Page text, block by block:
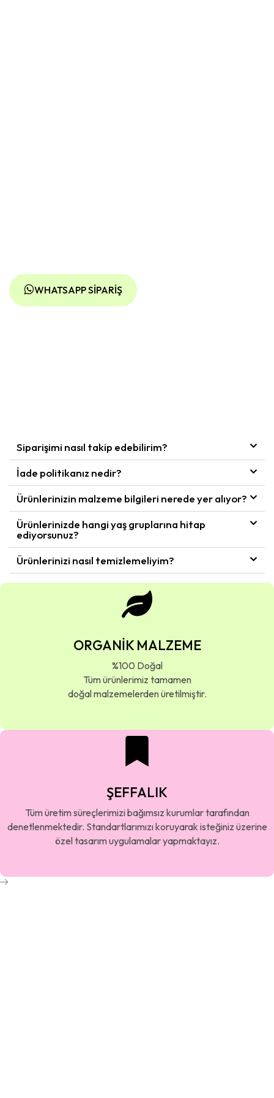
WHATSAPP SIPARIŞ
Siparişimi nasıl takip edebilirim?
İade politikanız nedir?
Ürünlerinizin malzeme bilgileri nerede yer alıyor?
Ürünlerinizde hangi yaş gruplarına hitap
ediyorsunuz?
Ürünlerinizi nasıl temizlemeliyim?
ORGANİK MALZEME
%100 Doğal
Tüm ürünlerimiz tamamen
doğal malzemelerden üretilmiştir.
ŞEFFALIK
Tüm üretim süreçlerimizi bağımsız kurumlar tarafından
denetlenmektedir. Standartlarımızı koruyarak isteğiniz üzerine
özel tasarım uygulamalar yapmaktayız.